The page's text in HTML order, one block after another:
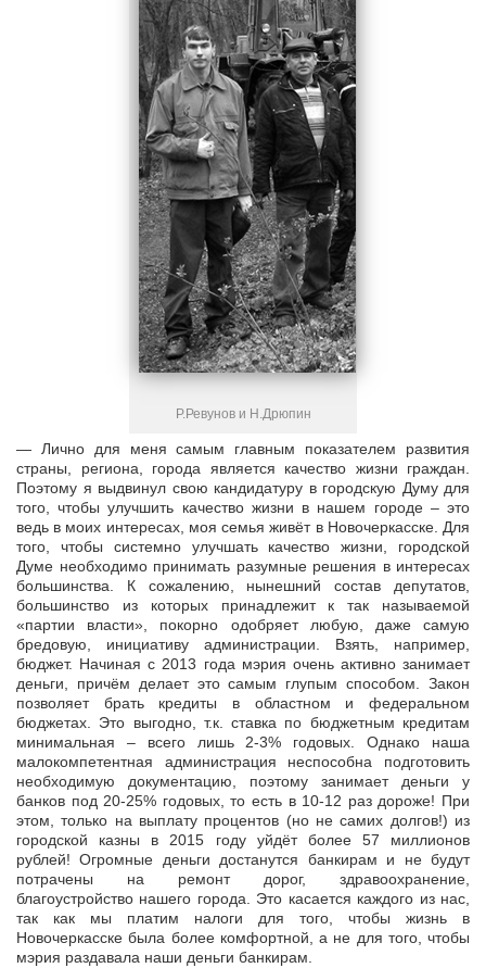
Р.Ревунов и Н.Дрюпин
— Лично для меня самым главным показателем развития
страны, региона, города является качество жизни граждан.
Поэтому я выдвинул свою кандидатуру в городскую Думу для
того, чтобы улучшить качество жизни в нашем городе – это
ведь в моих интересах, моя семья живёт в Новочеркасске. Для
того, чтобы системно улучшать качество жизни, городской
Думе необходимо принимать разумные решения в интересах
большинства. К сожалению, нынешний состав депутатов,
большинство из которых принадлежит к так называемой
«партии власти», покорно одобряет любую, даже самую
бредовую, инициативу администрации. Взять, например,
бюджет. Начиная с 2013 года мэрия очень активно занимает
деньги, причём делает это самым глупым способом. Закон
позволяет брать кредиты в областном и федеральном
бюджетах. Это выгодно, т.к. ставка по бюджетным кредитам
минимальная – всего лишь 2-3% годовых. Однако наша
малокомпетентная администрация неспособна подготовить
необходимую документацию, поэтому занимает деньги у
банков под 20-25% годовых, то есть в 10-12 раз дороже! При
этом, только на выплату процентов (но не самих долгов!) из
городской казны в 2015 году уйдёт более 57 миллионов
рублей! Огромные деньги достанутся банкирам и не будут
потрачены на ремонт дорог, здравоохранение,
благоустройство нашего города. Это касается каждого из нас,
так как мы платим налоги для того, чтобы жизнь в
Новочеркасске была более комфортной, а не для того, чтобы
мэрия раздавала наши деньги банкирам.